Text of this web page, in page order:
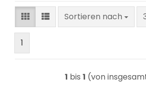
Sortieren nach
Sortieren nach
1
1 bis 1 (von